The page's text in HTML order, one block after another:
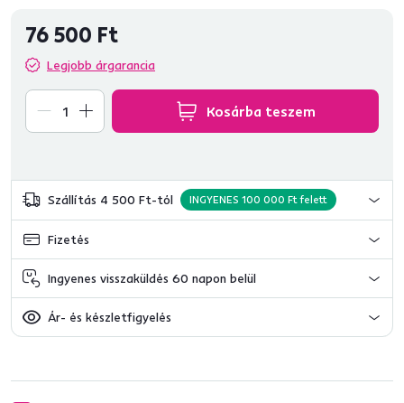
76 500 Ft
Legjobb árgarancia
Kosárba teszem
Szállítás 4 500 Ft-tól INGYENES 100 000 Ft felett
Fizetés
Ingyenes visszaküldés 60 napon belül
Ár- és készletfigyelés